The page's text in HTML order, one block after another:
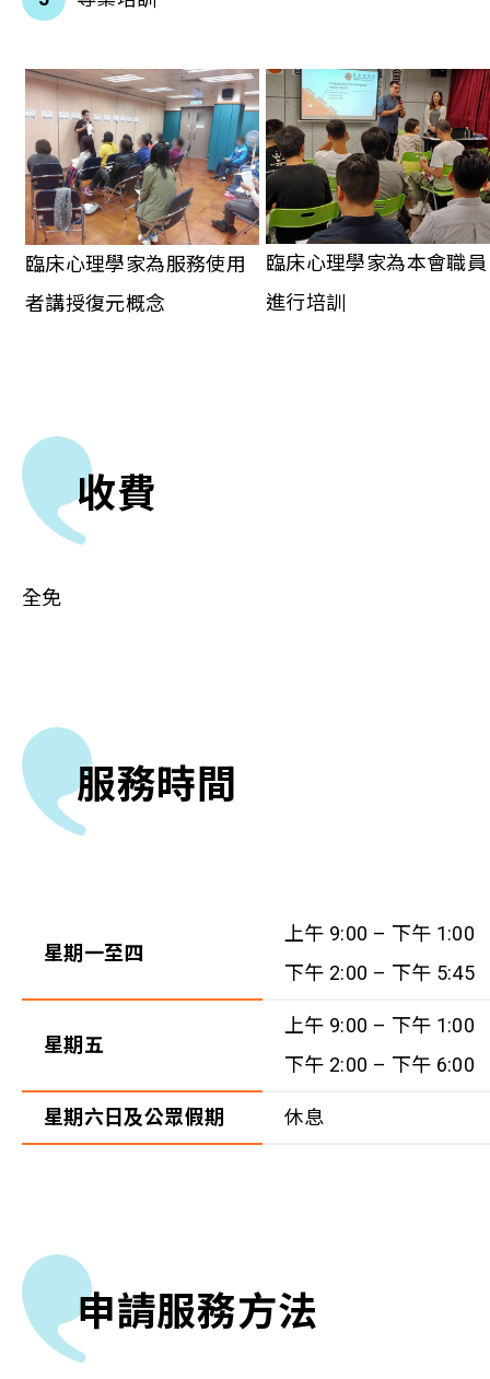
臨床心理學家為服務使用
者講授復元概念
臨床心理學家為本會職員
進行培訓
收費
全免
服務時間
星期一至四
上午 9:00 – 下午 1:00
下午 2:00 – 下午 5:45
星期五
上午 9:00 – 下午 1:00
下午 2:00 – 下午 6:00
星期六日及公眾假期 休息
申請服務方法